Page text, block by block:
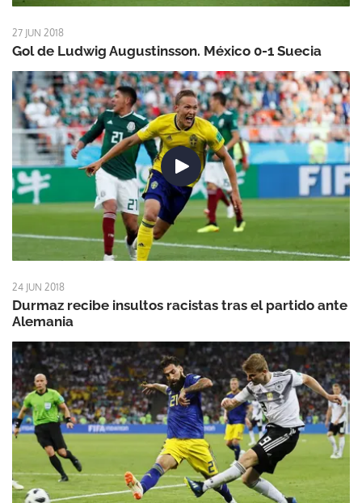
27 JUN 2018
Gol de Ludwig Augustinsson. México 0-1 Suecia
24 JUN 2018
Durmaz recibe insultos racistas tras el partido ante
Alemania